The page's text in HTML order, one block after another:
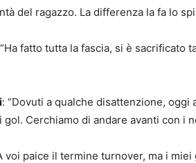
del ragazzo. La differenza la fa lo
fatto tutta la fascia, si è sacrificato
: “Dovuti a qualche disattenzione, oggi
gol. Cerchiamo di andare avanti con i
voi paice il termine turnover, ma i